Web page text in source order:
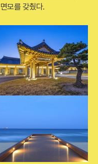
모를 갖췄다.